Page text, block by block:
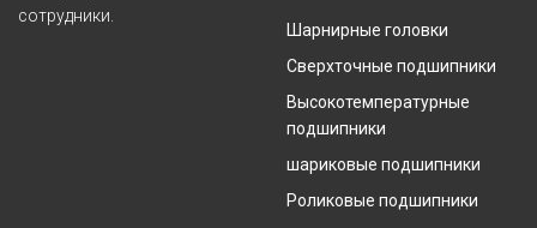
сотрудники.
Шарнирные головки
Сверхточные подшипники
Высокотемпературные
подшипники
шариковые подшипники
Роликовые подшипники